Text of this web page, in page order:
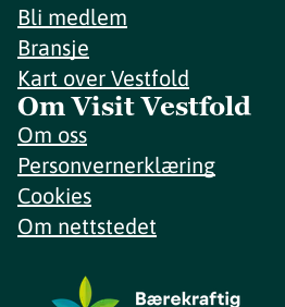
Bli medlem
Bransje
Kart over Vestfold
Om Visit Vestfold
Om oss
Personvernerklæring
Cookies
Om nettstedet